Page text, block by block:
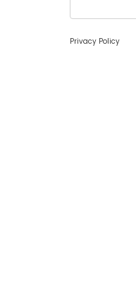
Privacy Policy